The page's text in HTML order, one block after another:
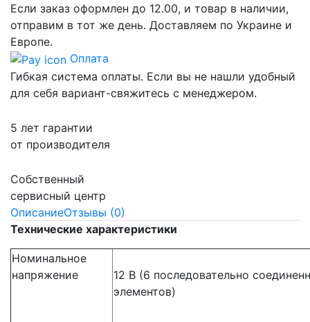
Если заказ оформлен до 12.00, и товар в наличии,
отправим в тот же день. Доставляем по Украине и
Европе.
Оплата
Гибкая система оплаты. Если вы не нашли удобный
для себя вариант-свяжитесь с менеджером.
5 лет гарантии
от производителя
Собственный
сервисный центр
ОписаниеОтзывы (0)
Технические характеристики
Номинальное
напряжение
12 В (6 последовательно
элементов)